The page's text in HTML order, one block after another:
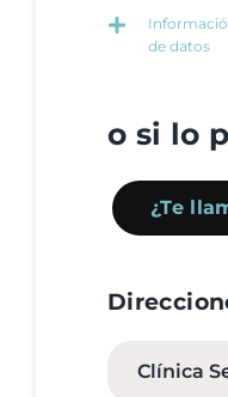
de datos
o si lo
¿Te
Clínica